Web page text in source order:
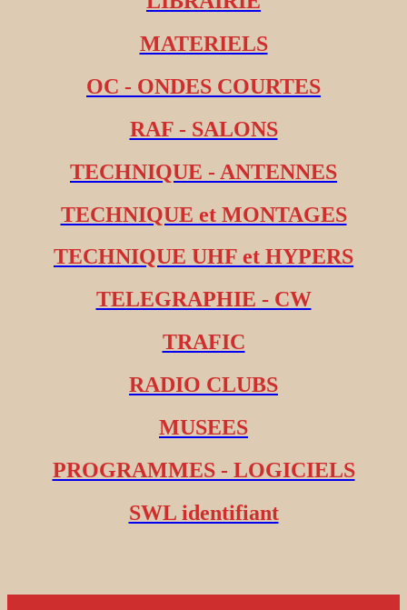
MATERIELS
OC - ONDES COURTES
RAF - SALONS
TECHNIQUE - ANTENNES
TECHNIQUE et MONTAGES
TECHNIQUE UHF et HYPERS
TELEGRAPHIE - CW
TRAFIC
RADIO CLUBS
MUSEES
PROGRAMMES - LOGICIELS
SWL identifiant